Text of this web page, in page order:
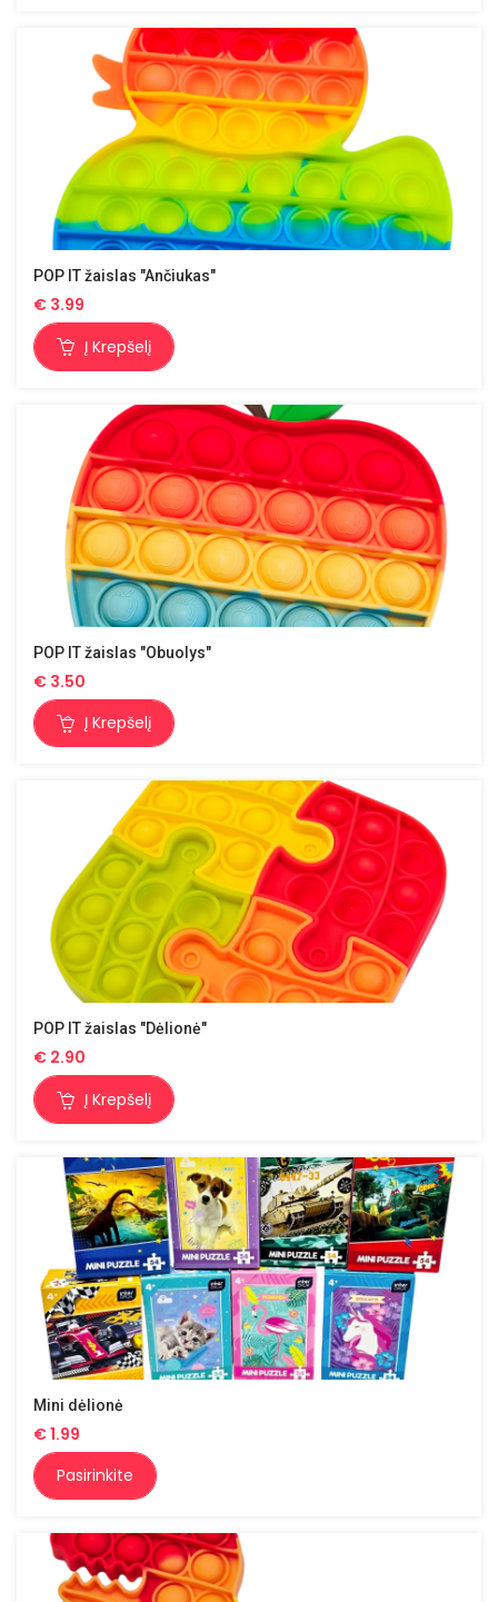
POP IT žaislas "Ančiukas"
€ 3.99
Į Krepšelį
POP IT žaislas "Obuolys"
€ 3.50
Į Krepšelį
POP IT žaislas "Dėlionė"
€ 2.90
Į Krepšelį
Mini dėlionė
€1.99
Pasirinkite